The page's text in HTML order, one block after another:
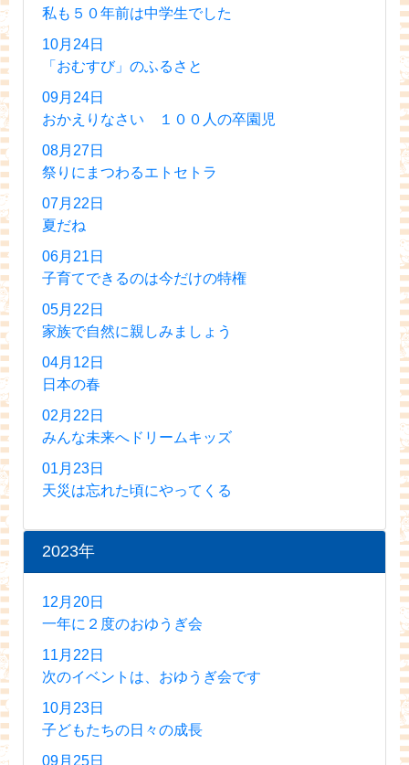
私も５０年前は中学生でした
10月24日
「おむすび」のふるさと
09月24日
おかえりなさい １００人の卒園児
08月27日
祭りにまつわるエトセトラ
07月22日
夏だね
06月21日
子育てできるのは今だけの特権
05月22日
家族で自然に親しみましょう
04月12日
日本の春
02月22日
みんな未来へドリームキッズ
01月23日
天災は忘れた頃にやってくる
2023年
12月20日
一年に２度のおゆうぎ会
11月22日
次のイベントは、おゆうぎ会です
10月23日
子どもたちの日々の成長
09月25日